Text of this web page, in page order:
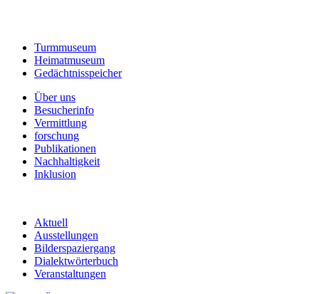
Turmmuseum
Heimatmuseum
Gedächtnisspeicher
Über uns
Besucherinfo
Vermittlung
forschung
Publikationen
Nachhaltigkeit
Inklusion
Aktuell
Ausstellungen
Bilderspaziergang
Dialektwörterbuch
Veranstaltungen